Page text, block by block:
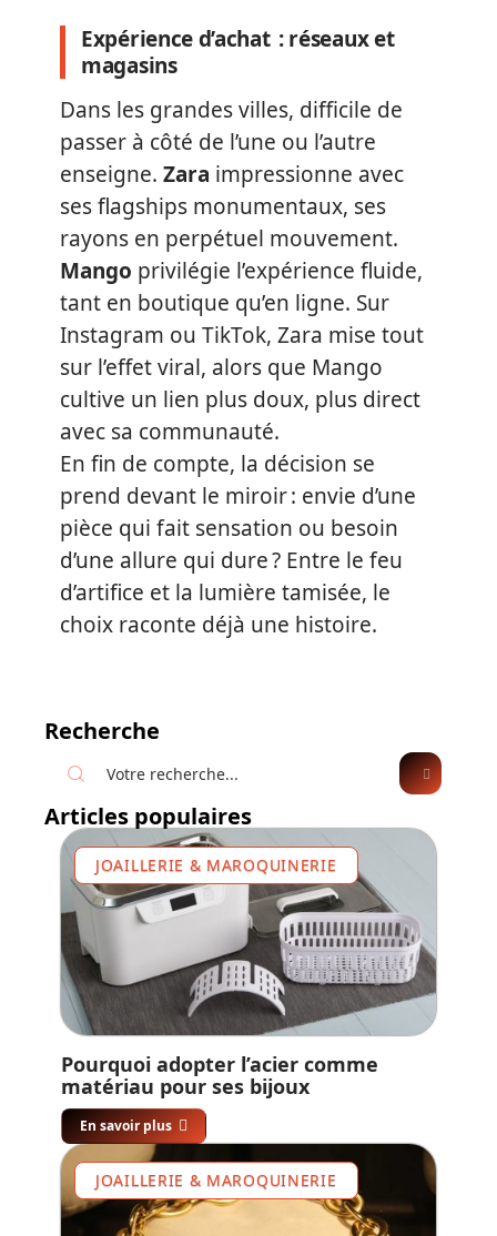
Expérience d’achat : réseaux et
magasins
Dans les grandes villes, difficile de
passer à côté de l’une ou l’autre
enseigne. Zara impressionne avec
ses flagships monumentaux, ses
rayons en perpétuel mouvement.
Mango privilégie l’expérience fluide,
tant en boutique qu’en ligne. Sur
Instagram ou TikTok, Zara mise tout
sur l’effet viral, alors que Mango
cultive un lien plus doux, plus direct
avec sa communauté.
En fin de compte, la décision se
prend devant le miroir : envie d’une
pièce qui fait sensation ou besoin
d’une allure qui dure ? Entre le feu
d’artifice et la lumière tamisée, le
choix raconte déjà une histoire.
Recherche
Articles populaires
JOAILLERIE & MAROQUINERIE
Pourquoi adopter l’acier comme
matériau pour ses bijoux
En savoir plus
JOAILLERIE & MAROQUINERIE